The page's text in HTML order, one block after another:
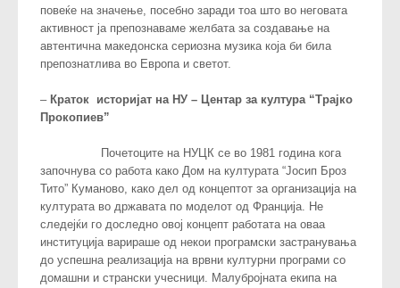
повеќе на значење, посебно заради тоа што во неговата
активност ја препознаваме желбата за создавање на
автентична македонска сериозна музика која би била
препознатлива во Европа и светот.
– Краток историјат на НУ – Центар за култура “Трајко
Прокопиев”
Почетоците на НУЦК се во 1981 година кога
започнува со работа како Дом на културата “Јосип Броз
Тито” Куманово, како дел од концептот за организација на
културата во државата по моделот од Франција. Не
следејќи го доследно овој концепт работата на оваа
институција варираше од некои програмски застранувања
до успешна реализација на врвни културни програми со
домашни и странски учесници. Малубројната екипа на